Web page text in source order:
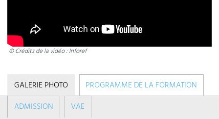
© Crédits de la vidéo : Inforef
GALERIE PHOTO
PROGRAMME DE LA FORMATION
ADMISSION
VAE